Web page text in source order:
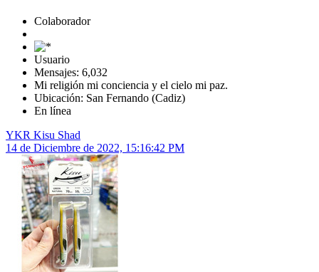
Colaborador
Usuario
Mensajes: 6,032
Mi religión mi conciencia y el cielo mi paz.
Ubicación: San Fernando (Cadiz)
En línea
YKR Kisu Shad
14 de Diciembre de 2022, 15:16:42 PM